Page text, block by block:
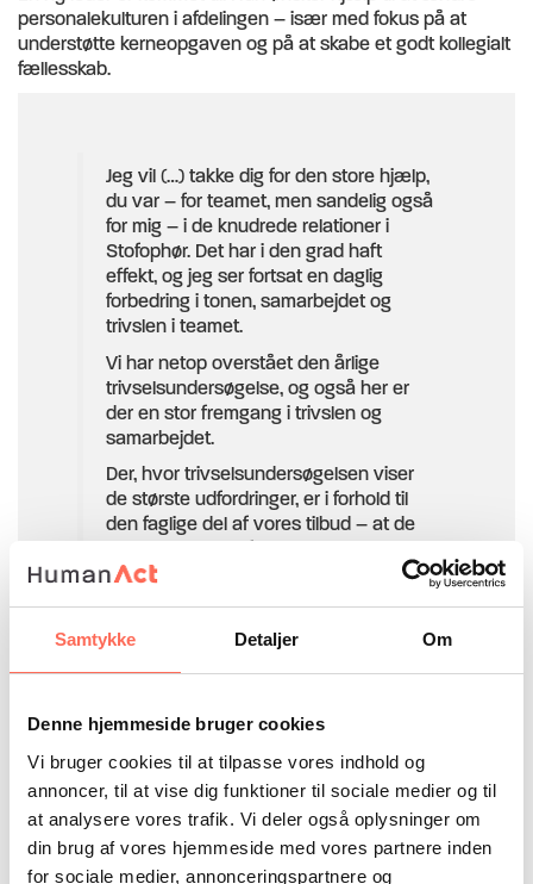
Samtykke Detaljer Om
Denne hjemmeside bruger cookies
Vi bruger cookies til at tilpasse vores indhold og
annoncer, til at vise dig funktioner til sociale medier og til
at analysere vores trafik. Vi deler også oplysninger om
din brug af vores hjemmeside med vores partnere inden
for sociale medier, annonceringspartnere og
personalekulturen i afdelingen – især med fokus på at
understøtte kerneopgaven og på at skabe et godt kollegialt
fællesskab.
Jeg vil (…) takke dig for den store hjælp,
du var – for teamet, men sandelig også
for mig – i de knudrede relationer i
Stofophør. Det har i den grad haft
effekt, og jeg ser fortsat en daglig
forbedring i tonen, samarbejdet og
trivslen i teamet.
Vi har netop overstået den årlige
trivselsundersøgelse, og også her er
der en stor fremgang i trivslen og
samarbejdet.
Der, hvor trivselsundersøgelsen viser
de største udfordringer, er i forhold til
den faglige del af vores tilbud – at de
Dem er vi heldigvis i fuld gang med at
Så igen, tak for din store hjælp 🙂
Mette Marensgaard Pedersen,